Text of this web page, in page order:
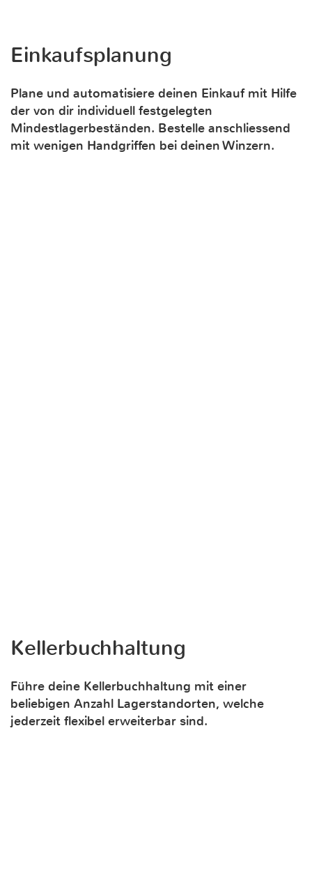
Einkaufsplanung
Plane und automatisiere deinen Einkauf mit Hilfe
der von dir individuell festgelegten
Mindestlagerbeständen. Bestelle anschliessend
mit wenigen Handgriffen bei deinen Winzern.
Kellerbuchhaltung
Führe deine Kellerbuchhaltung mit einer
beliebigen Anzahl Lagerstandorten, welche
jederzeit flexibel erweiterbar sind.